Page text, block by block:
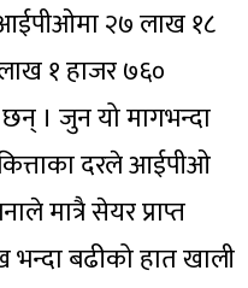
२७ लाख १८
१ हाजर ७६०
। जुन यो मागभन्दा
दरले आईपीओ
मात्रै सेयर प्राप्त
बढीको हात खाली